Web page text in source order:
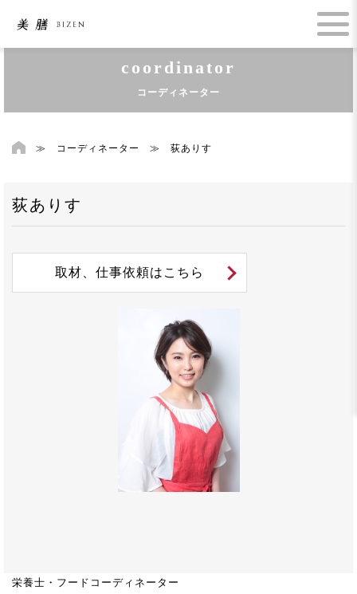
coordinator
コーディネーター
≫ コーディネーター ≫ 荻ありす
荻ありす
取材、仕事依頼はこちら
栄養士・フードコーディネーター